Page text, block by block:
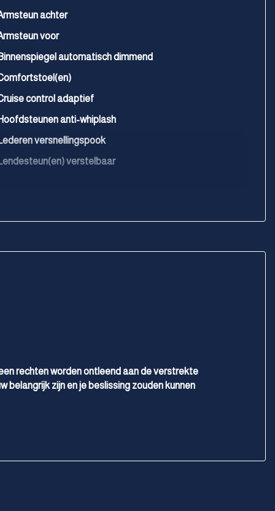
achter
voor
automatisch dimmend
control adaptief
anti-whiplash
versnellingspook
verstelbaar
bekleding
rechten worden ontleend aan de verstrekte
zijn en je beslissing zouden kunnen